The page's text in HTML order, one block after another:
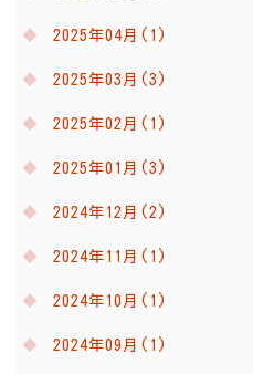
2025年04月(1)
2025年03月(3)
2025年02月(1)
2025年01月(3)
2024年12月(2)
2024年11月(1)
2024年10月(1)
2024年09月(1)